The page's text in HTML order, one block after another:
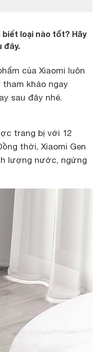
loại nào tốt? Hãy
đây.
của Xiaomi luôn
khảo ngay
sau đây nhé.
trang bị với 12
thời, Xiaomi Gen
lượng nước, ngừng